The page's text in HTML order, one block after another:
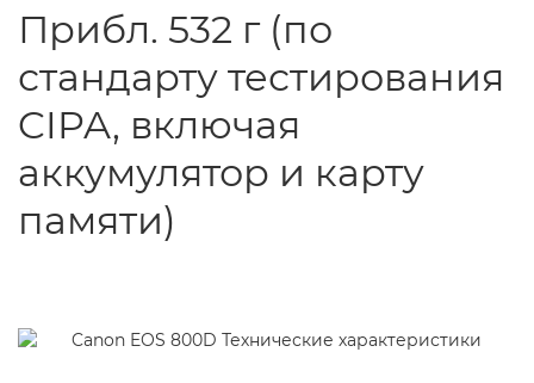
Прибл. 532 г (по
стандарту тестирования
CIPA, включая
аккумулятор и карту
памяти)